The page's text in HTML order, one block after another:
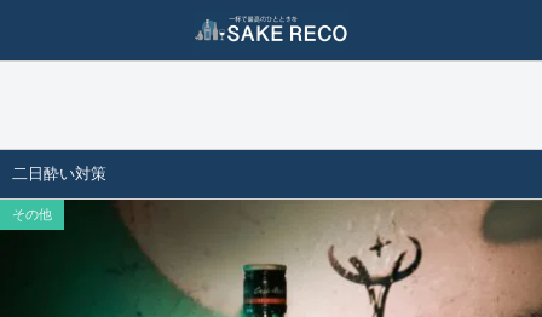
二日酔い対策
その他